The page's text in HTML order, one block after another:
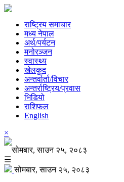
राष्ट्रिय समाचार
मध्य नेपाल
अर्थ/पर्यटन
मनोरञ्जन
स्वास्थ्य
खेलकुद
अन्तर्वार्ता/विचार
अन्तर्राष्ट्रिय/प्रवास
भिडियो
राशिफल
English
×
सोमबार, साउन २५, २०८३
☰
सोमबार, साउन २५, २०८३